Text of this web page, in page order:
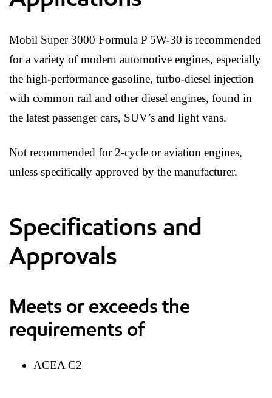
Mobil Super 3000 Formula P 5W-30 is recommended
for a variety of modern automotive engines, especially
the high-performance gasoline, turbo-diesel injection
with common rail and other diesel engines, found in
the latest passenger cars, SUV’s and light vans.
Not recommended for 2-cycle or aviation engines,
unless specifically approved by the manufacturer.
Specifications and
Approvals
Meets or exceeds the
requirements of
ACEA C2